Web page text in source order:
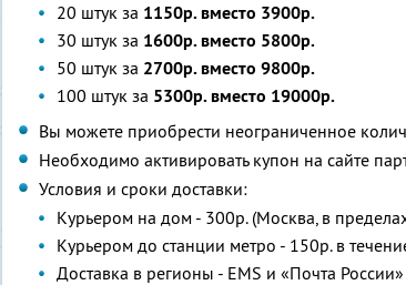
20 штук за 1150р. вместо 3900р.
30 штук за 1600р. вместо 5800р.
50 штук за 2700р. вместо 9800р.
100 штук за 5300р. вместо 19000р.
Вы можете приобрести неограниченное
Необходимо активировать купон на сайте
Условия и сроки доставки:
Курьером на дом - 300р. (Москва, в
Курьером до станции метро - 150р. в
Доставка в регионы - EMS и «Почта